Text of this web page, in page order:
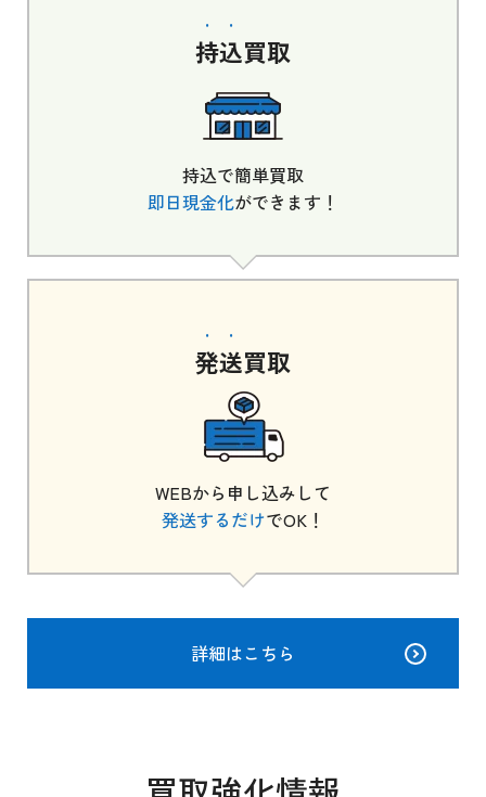
持込買取
持込で簡単買取
即日現金化ができます！
発送買取
WEBから申し込みして
発送するだけでOK！
詳細はこちら